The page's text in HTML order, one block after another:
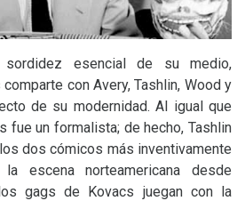
esencial de su medio,
con Avery, Tashlin, Wood y
de su modernidad. Al igual que
fue un formalista; de hecho, Tashlin
dos cómicos más inventivamente
escena norteamericana desde
gags de Kovacs juegan con la